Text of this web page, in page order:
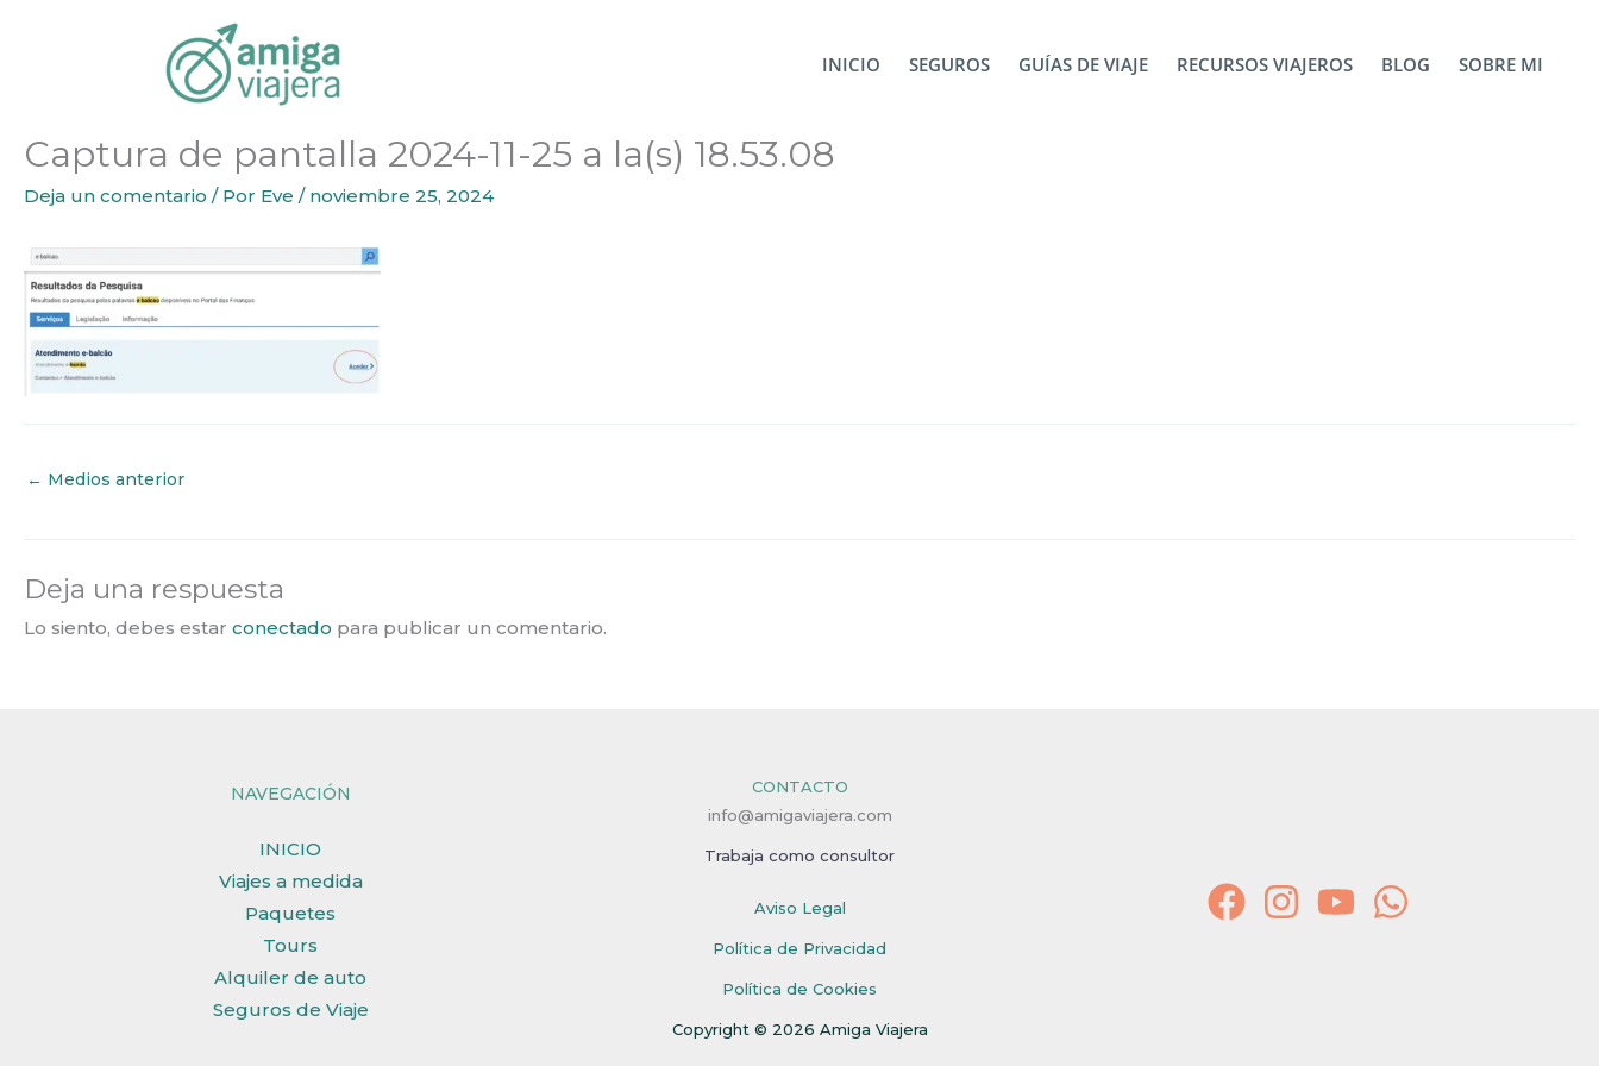
INICIO SEGUROS GUÍAS DE VIAJE RECURSOS VIAJEROS BLOG SOBRE MI
Captura de pantalla 2024-11-25 a la(s) 18.53.08
Deja un comentario / Por Eve / noviembre 25, 2024
← Medios anterior
Deja una respuesta
Lo siento, debes estar conectado para publicar un comentario.
NAVEGACIÓN
INICIO
Viajes a medida
Paquetes
Tours
Alquiler de auto
Seguros de Viaje
CONTACTO
info@amigaviajera.com
Trabaja como consultor
Aviso Legal
Política de Privacidad
Política de Cookies
Copyright © 2026 Amiga Viajera